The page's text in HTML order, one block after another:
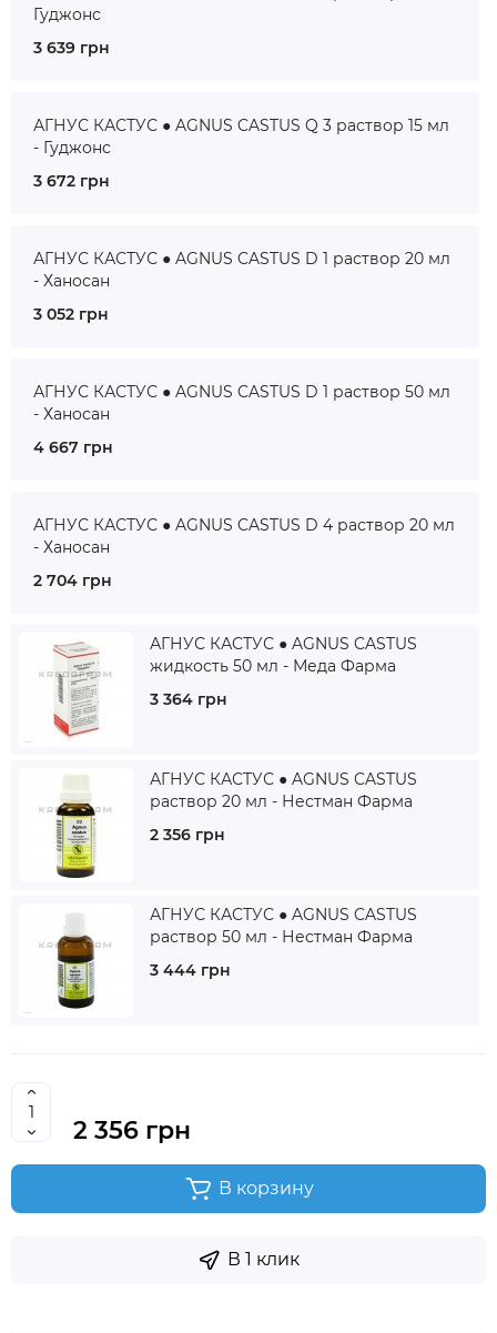
Гуджонс
3 639 грн
АГНУС КАСТУС ● AGNUS CASTUS Q 3 раствор 15 мл
- Гуджонс
3 672 грн
АГНУС КАСТУС ● AGNUS CASTUS D 1 раствор 20 мл
- Ханосан
3 052 грн
АГНУС КАСТУС ● AGNUS CASTUS D 1 раствор 50 мл
- Ханосан
4 667 грн
АГНУС КАСТУС ● AGNUS CASTUS D 4 раствор 20 мл
- Ханосан
2 704 грн
АГНУС КАСТУС ● AGNUS CASTUS
жидкость 50 мл - Меда Фарма
3 364 грн
АГНУС КАСТУС ● AGNUS CASTUS
раствор 20 мл - Нестман Фарма
2 356 грн
АГНУС КАСТУС ● AGNUS CASTUS
раствор 50 мл - Нестман Фарма
3 444 грн
2 356 грн
В корзину
В 1 клик